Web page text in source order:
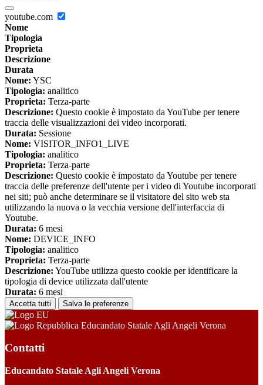
youtube.com
Nome
Tipologia
Proprieta
Descrizione
Durata
Nome: YSC
Tipologia: analitico
Proprieta: Terza-parte
Descrizione: Questo cookie è impostato da YouTube per tenere
traccia delle visualizzazioni dei video incorporati.
Durata: Sessione
Nome: VISITOR_INFO1_LIVE
Tipologia: analitico
Proprieta: Terza-parte
Descrizione: Questo cookie è impostato da Youtube per tenere
traccia delle preferenze dell'utente per i video di Youtube incorporati
nei siti; può anche determinare se il visitatore del sito web sta
utilizzando la nuova o la vecchia versione dell'interfaccia di
Youtube.
Durata: 6 mesi
Nome: DEVICE_INFO
Tipologia: analitico
Proprieta: Terza-parte
Descrizione: YouTube utilizza questo cookie per identificare la
tipologia di device utilizzata dall'utente
Durata: 6 mesi
Accetta tutti Salva le preferenze
Educandato Statale Agli Angeli Verona
Contatti
Educandato Statale Agli Angeli Verona